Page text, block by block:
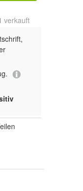
verkauft